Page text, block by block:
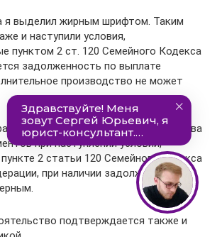
я выделил жирным шрифтом. Таким
и наступили условия,
пунктом 2 ст. 120 Семейного Кодекса
задолженность по выплате
производство не может
исполнительного производства
при наступлении условий,
2 статьи 120 Семейного кодекса
при наличии задолженности
подтверждается также и